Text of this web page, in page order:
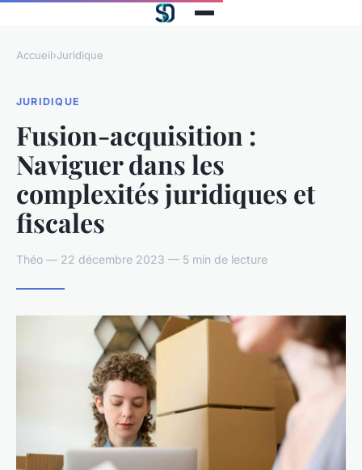
Accueil›Juridique
JURIDIQUE
Fusion-acquisition :
Naviguer dans les
complexités juridiques et
fiscales
Théo — 22 décembre 2023 — 5 min de lecture